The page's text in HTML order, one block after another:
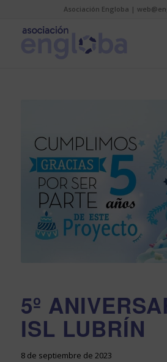
Asociación Engloba |
5º
ISL LUBRÍN
8 de septiembre de 2023